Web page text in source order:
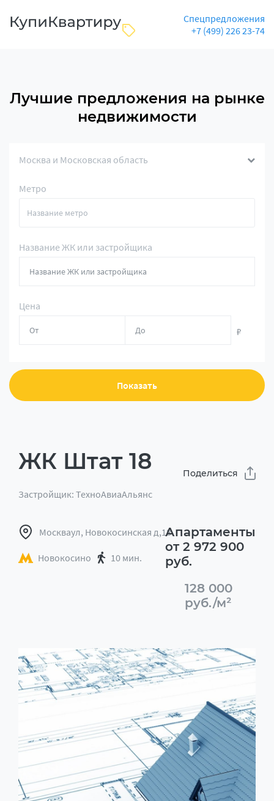
Спецпредложения
+7 (499) 226 23-74
Лучшие предложения на рынке
недвижимости
Москва и Московская область
Метро
Название ЖК или застройщика
Цена
₽
Показать
ЖК Штат 18
Застройщик: ТехноАвиаАльянс
Поделиться
Москваул, Новокосинская д,18
Новокосино 10 мин.
Апартаменты
от 2 972 900
руб.
128 000
руб./м²